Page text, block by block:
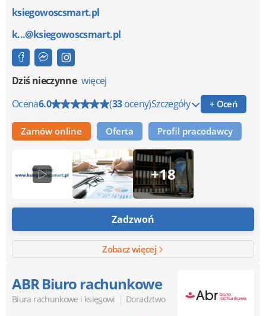
ksiegowoscsmart.pl
k...@ksiegowoscsmart.pl
Dziś nieczynne więcej
Ocena6.0 (33oceny)Szczegóły + Oceń
Zamów online Oferta Profil pracodawcy
+18
Zadzwoń
Zobacz więcej
ABR Biuro rachunkowe
Biura rachunkowe i księgowi | Doradztwo